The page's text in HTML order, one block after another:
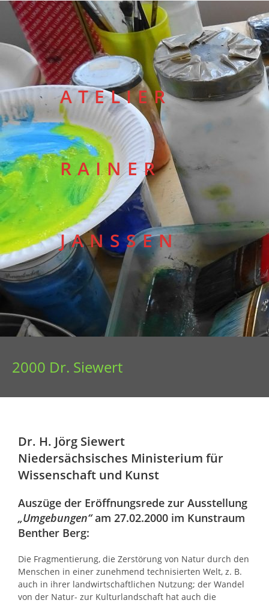
ATELIER
RAINER
JANSSEN
2000 Dr. Siewert
Dr. H. Jörg Siewert
Niedersächsisches Ministerium für
Wissenschaft und Kunst
Auszüge der Eröffnungsrede zur Ausstellung
„Umgebungen“am 27.02.2000 im Kunstraum
Benther Berg:
Die Fragmentierung, die Zerstörung von Natur durch den
Menschen in einer zunehmend technisierten Welt, z. B.
auch in ihrer landwirtschaftlichen Nutzung; der Wandel
von der Natur- zur Kulturlandschaft hat auch die